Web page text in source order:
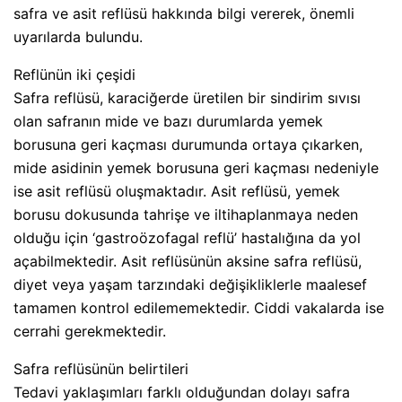
safra ve asit reflüsü hakkında bilgi vererek, önemli
uyarılarda bulundu.
Reflünün iki çeşidi
Safra reflüsü, karaciğerde üretilen bir sindirim sıvısı
olan safranın mide ve bazı durumlarda yemek
borusuna geri kaçması durumunda ortaya çıkarken,
mide asidinin yemek borusuna geri kaçması nedeniyle
ise asit reflüsü oluşmaktadır. Asit reflüsü, yemek
borusu dokusunda tahrişe ve iltihaplanmaya neden
olduğu için ‘gastroözofagal reflü’ hastalığına da yol
açabilmektedir. Asit reflüsünün aksine safra reflüsü,
diyet veya yaşam tarzındaki değişikliklerle maalesef
tamamen kontrol edilememektedir. Ciddi vakalarda ise
cerrahi gerekmektedir.
Safra reflüsünün belirtileri
Tedavi yaklaşımları farklı olduğundan dolayı safra